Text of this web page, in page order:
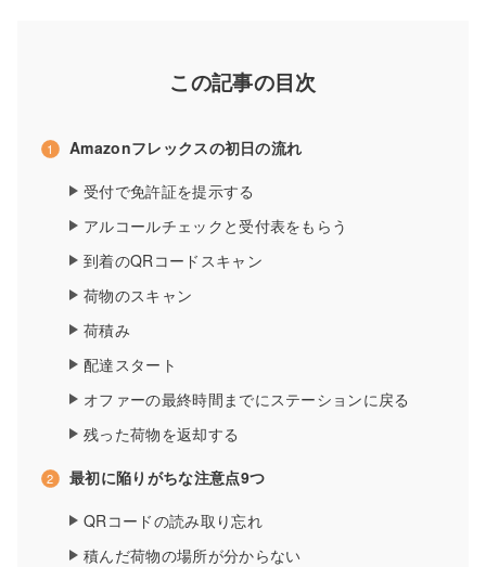
この記事の目次
Amazonフレックスの初日の流れ
受付で免許証を提示する
アルコールチェックと受付表をもらう
到着のQRコードスキャン
荷物のスキャン
荷積み
配達スタート
オファーの最終時間までにステーションに戻る
残った荷物を返却する
最初に陥りがちな注意点9つ
QRコードの読み取り忘れ
積んだ荷物の場所が分からない